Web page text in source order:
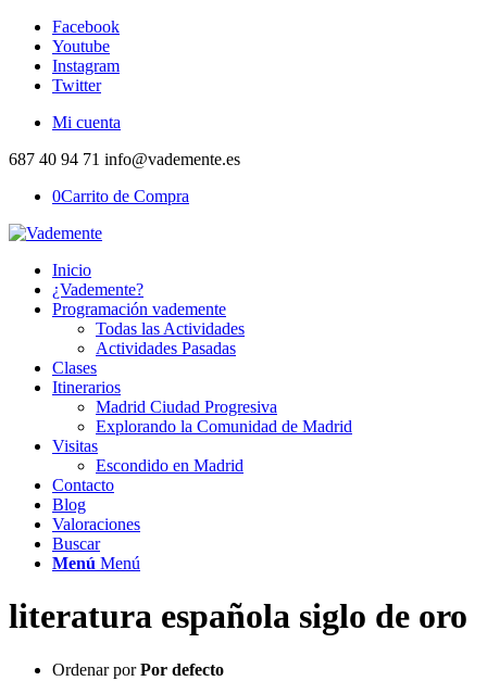
Facebook
Youtube
Instagram
Twitter
Mi cuenta
687 40 94 71 info@vademente.es
0Carrito de Compra
Inicio
¿Vademente?
Programación vademente
Todas las Actividades
Actividades Pasadas
Clases
Itinerarios
Madrid Ciudad Progresiva
Explorando la Comunidad de Madrid
Visitas
Escondido en Madrid
Contacto
Blog
Valoraciones
Buscar
Menú Menú
literatura española siglo de oro
Ordenar porPor defecto